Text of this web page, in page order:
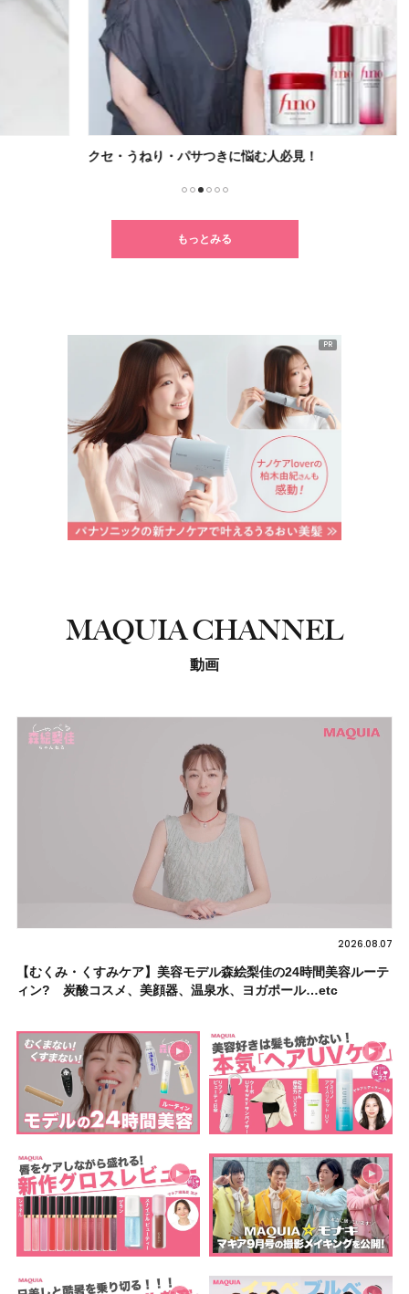
クセ・うねり・パサつきに悩む人必見！
もっとみる
PR
MAQUIA CHANNEL
動画
2026.08.07
【むくみ・くすみケア】美容モデル森絵梨佳の24時間美容ルーテ
ィン? 炭酸コスメ、美顔器、温泉水、ヨガポール…etc